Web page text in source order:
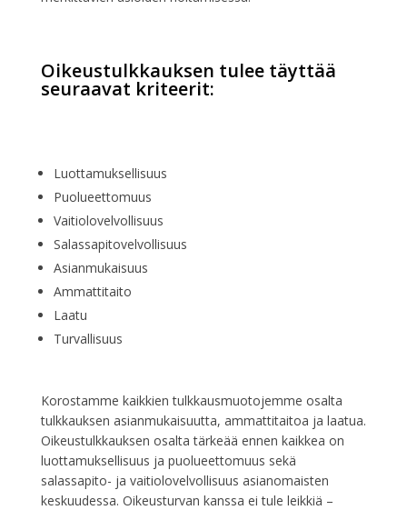
Oikeustulkkauksen tulee täyttää
seuraavat kriteerit:
Luottamuksellisuus
Puolueettomuus
Vaitiolovelvollisuus
Salassapitovelvollisuus
Asianmukaisuus
Ammattitaito
Laatu
Turvallisuus
Korostamme kaikkien tulkkausmuotojemme osalta
tulkkauksen asianmukaisuutta, ammattitaitoa ja laatua.
Oikeustulkkauksen osalta tärkeää ennen kaikkea on
luottamuksellisuus ja puolueettomuus sekä
salassapito- ja vaitiolovelvollisuus asianomaisten
keskuudessa. Oikeusturvan kanssa ei tule leikkiä –